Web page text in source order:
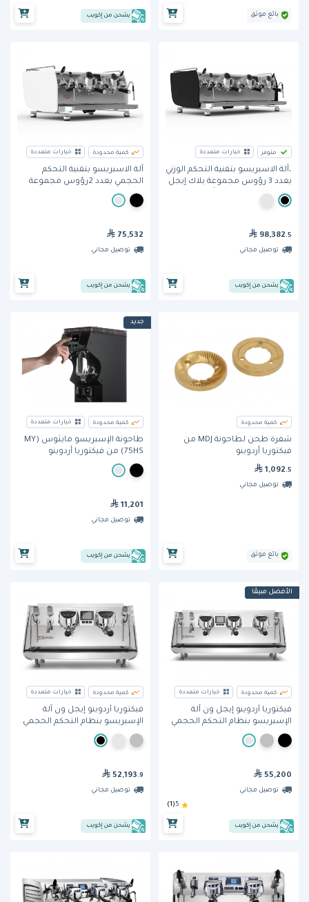
بائع موثق يشحن من إكويب
متوفر خيارات متعددة
،آلة الاسبريسو بتقنية التحكم الوزني
بعدد 3 رؤوس مجموعة بلاك إيجل
مافريك من فيكتوريا أردوينو
98,382 .5
توصيل مجاني
يشحن من إكويب
كمية محدودة خيارات متعددة
آلة الاسبريسو بتقنية التحكم
الحجمي بعدد 2رؤوس مجموعة
بلاك إيجل مافريك من فيكتوريا
أردوينو
75,532
توصيل مجاني
يشحن من إكويب
كمية محدودة
شفرة طحن لطاحونة MDJ من
فيكتوريا أردوينو
1,092 .5
توصيل مجاني
بائع موثق
جديد
كمية محدودة خيارات متعددة
طاحونة الإسبريسو مايثوس (MY
75HS) من فيكتوريا أردوينو
11,201
توصيل مجاني
يشحن من إكويب
الأفضل مبيعًا
كمية محدودة خيارات متعددة
فيكتوريا أردوينو إيجل ون آلة
الإسبريسو بنظام التحكم الحجمي
وبثلاث مجموعات
55,200
توصيل مجاني
يشحن من إكويب
5
(1)
كمية محدودة خيارات متعددة
فيكتوريا أردوينو إيجل ون آلة
الإسبريسو بنظام التحكم الحجمي
وبمجموعتين
52,193 .9
توصيل مجاني
يشحن من إكويب